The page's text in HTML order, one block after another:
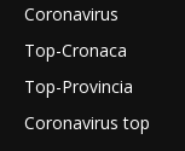
Coronavirus
Top-Cronaca
Top-Provincia
Coronavirus top